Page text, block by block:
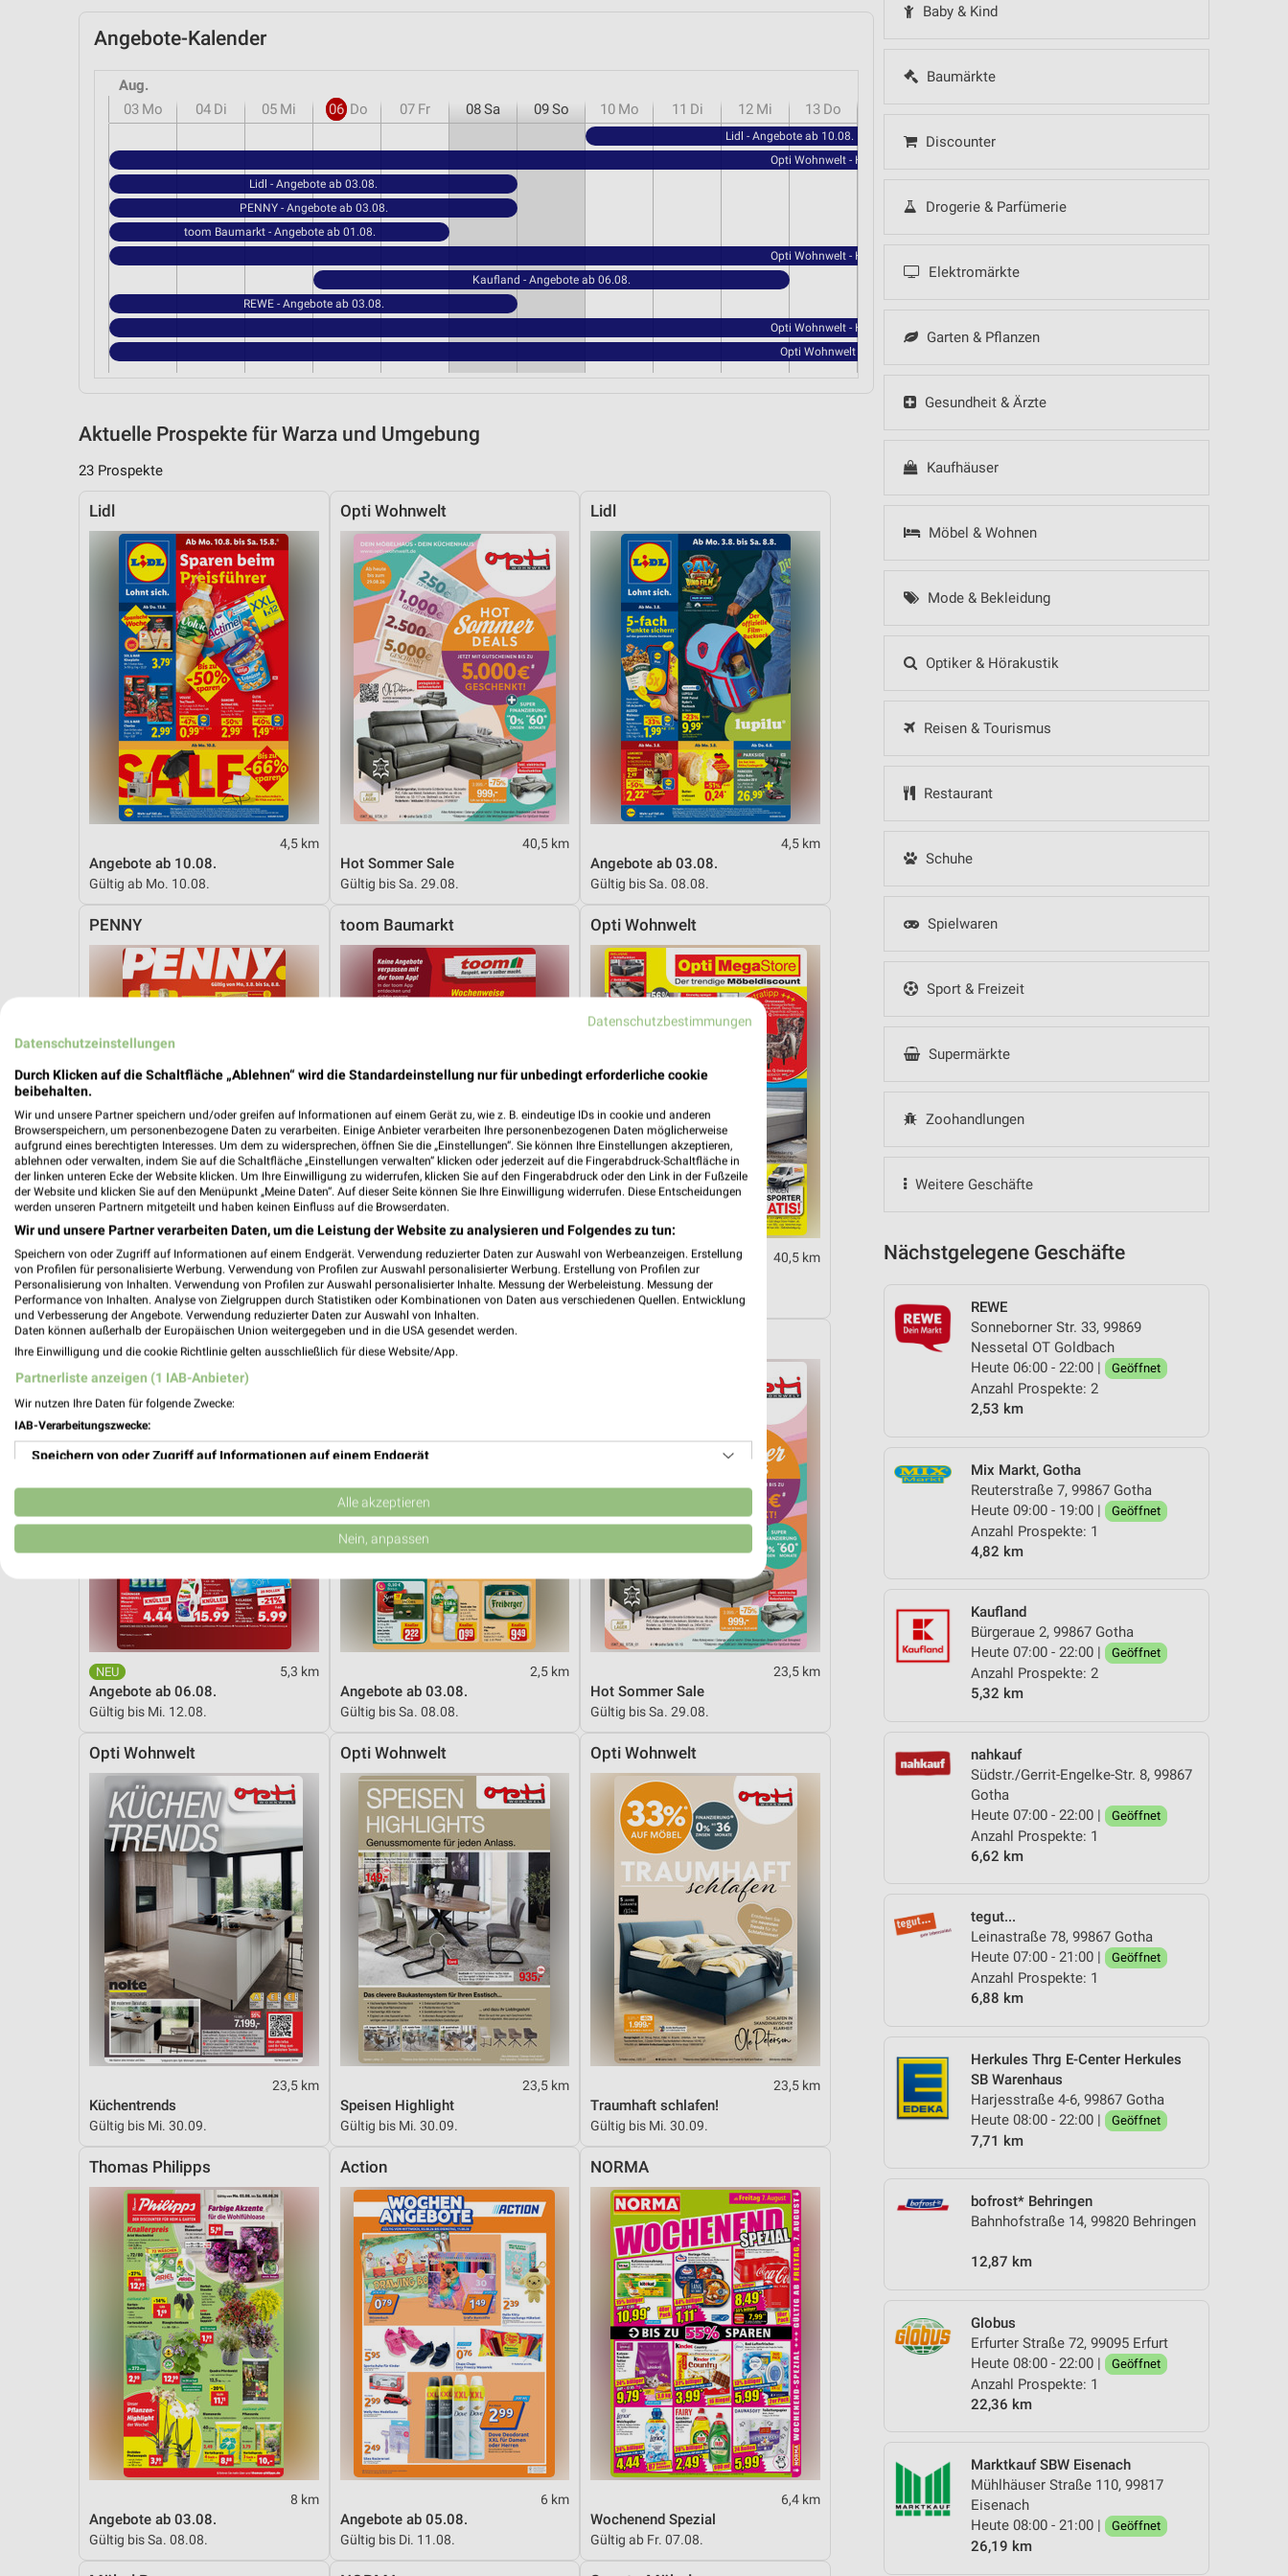
Baby & Kind
Baumärkte
Discounter
Drogerie & Parfümerie
Elektromärkte
Garten & Pflanzen
Gesundheit & Ärzte
Kaufhäuser
Möbel & Wohnen
Mode & Bekleidung
Optiker & Hörakustik
Reisen & Tourismus
Restaurant
Schuhe
Spielwaren
Sport & Freizeit
Supermärkte
Zoohandlungen
Weitere Geschäfte
Nächstgelegene Geschäfte
REWE
Sonneborner Str. 33, 99869
Nessetal OT Goldbach
Heute 06:00 - 22:00 |
Geöffnet
Anzahl Prospekte: 2
2,53 km
Mix Markt, Gotha
Reuterstraße 7, 99867 Gotha
Heute 09:00 - 19:00 |
Geöffnet
Anzahl Prospekte: 1
4,82 km
Kaufland
Bürgeraue 2, 99867 Gotha
Heute 07:00 - 22:00 |
Geöffnet
Anzahl Prospekte: 2
5,32 km
nahkauf
Südstr./Gerrit-Engelke-Str. 8, 99867
Gotha
Heute 07:00 - 22:00 |
Geöffnet
Anzahl Prospekte: 1
6,62 km
tegut...
Leinastraße 78, 99867 Gotha
Heute 07:00 - 21:00 |
Geöffnet
Anzahl Prospekte: 1
6,88 km
Herkules Thrg E-Center Herkules
SB Warenhaus
Harjesstraße 4-6, 99867 Gotha
Heute 08:00 - 22:00 |
Geöffnet
7,71 km
bofrost* Behringen
Bahnhofstraße 14, 99820 Behringen
12,87 km
Globus
Erfurter Straße 72, 99095 Erfurt
Heute 08:00 - 22:00 |
Geöffnet
Anzahl Prospekte: 1
22,36 km
Marktkauf SBW Eisenach
Mühlhäuser Straße 110, 99817
Eisenach
Heute 08:00 - 21:00 |
Geöffnet
26,19 km
Angebote-Kalender
Aug.
03 Mo 04 Di 05 Mi 06 Do 07 Fr 08Sa 09So 10 Mo 11 Di 12 Mi 13 Do
Lidl - Angebote ab 10.08.
Opti Wohnwelt - Hot Sommer Sale
Lidl - Angebote ab 03.08.
PENNY - Angebote ab 03.08.
toom Baumarkt - Angebote ab 01.08.
Opti Wohnwelt - Hot Sommer Sale
Kaufland - Angebote ab 06.08.
REWE - Angebote ab 03.08.
Opti Wohnwelt - Hot Sommer Sale
Opti Wohnwelt - Küchentrends
Aktuelle Prospekte für Warza und Umgebung
23 Prospekte
Lidl
4,5 km
Angebote ab 10.08.
Gültig ab Mo. 10.08.
Opti Wohnwelt
40,5 km
Hot Sommer Sale
Gültig bis Sa. 29.08.
Lidl
4,5 km
Angebote ab 03.08.
Gültig bis Sa. 08.08.
PENNY
6,3 km
Angebote ab 03.08.
Gültig bis Sa. 08.08.
toom Baumarkt
5,7 km
Angebote ab 01.08.
Noch morgen gültig
Opti Wohnwelt
40,5 km
Hot Sommer Sale
Gültig bis Sa. 29.08.
Kaufland
5,3 km
Angebote ab 06.08.
Gültig bis Mi. 12.08.
REWE
2,5 km
Angebote ab 03.08.
Gültig bis Sa. 08.08.
23,5 km
Hot Sommer Sale
Gültig bis Sa. 29.08.
Opti Wohnwelt
23,5 km
Küchentrends
Gültig bis Mi. 30.09.
Opti Wohnwelt
23,5 km
Speisen Highlight
Gültig bis Mi. 30.09.
Opti Wohnwelt
23,5 km
Traumhaft schlafen!
Gültig bis Mi. 30.09.
Thomas Philipps
8 km
Angebote ab 03.08.
Gültig bis Sa. 08.08.
Action
6 km
Angebote ab 05.08.
Gültig bis Di. 11.08.
NORMA
6,4 km
Wochenend Spezial
Gültig ab Fr. 07.08.
Datenschutzbestimmungen
Datenschutzeinstellungen
Durch Klicken auf die Schaltfläche „Ablehnen“ wird die Standardeinstellung nur für unbedingt erforderliche cookie
beibehalten.
Wir und unsere Partner speichern und/oder greifen auf Informationen auf einem Gerät zu, wie z. B. eindeutige IDs in cookie und anderen
Browserspeichern, um personenbezogene Daten zu verarbeiten. Einige Anbieter verarbeiten Ihre personenbezogenen Daten möglicherweise
aufgrund eines berechtigten Interesses. Um dem zu widersprechen, öffnen Sie die „Einstellungen“. Sie können Ihre Einstellungen akzeptieren,
ablehnen oder verwalten, indem Sie auf die Schaltfläche „Einstellungen verwalten“ klicken oder jederzeit auf die Fingerabdruck-Schaltfläche in
der linken unteren Ecke der Website klicken. Um Ihre Einwilligung zu widerrufen, klicken Sie auf den Fingerabdruck oder den Link in der Fußzeile
der Website und klicken Sie auf den Menüpunkt „Meine Daten“. Auf dieser Seite können Sie Ihre Einwilligung widerrufen. Diese Entscheidungen
werden unseren Partnern mitgeteilt und haben keinen Einfluss auf die Browserdaten.
Wir und unsere Partner verarbeiten Daten, um die Leistung der Website zu analysieren und Folgendes zu tun:
Speichern von oder Zugriff auf Informationen auf einem Endgerät. Verwendung reduzierter Daten zur Auswahl von Werbeanzeigen. Erstellung
von Profilen für personalisierte Werbung. Verwendung von Profilen zur Auswahl personalisierter Werbung. Erstellung von Profilen zur
Personalisierung von Inhalten. Verwendung von Profilen zur Auswahl personalisierter Inhalte. Messung der Werbeleistung. Messung der
Performance von Inhalten. Analyse von Zielgruppen durch Statistiken oder Kombinationen von Daten aus verschiedenen Quellen. Entwicklung
und Verbesserung der Angebote. Verwendung reduzierter Daten zur Auswahl von Inhalten.
Daten können außerhalb der Europäischen Union weitergegeben und in die USA gesendet werden.
Ihre Einwilligung und die cookie Richtlinie gelten ausschließlich für diese Website/App.
Partnerliste anzeigen (1 IAB-Anbieter)
Wir nutzen Ihre Daten für folgende Zwecke:
IAB-Verarbeitungszwecke:
Speichern von oder Zugriff auf Informationen auf einem Endgerät
Verwendung reduzierter Daten zur Auswahl von Werbeanzeigen
Erstellung von Profilen für personalisierte Werbung
Erstellung von Profilen zur Personalisierung von Inhalten
Verwendung von Profilen zur Auswahl personalisierter Inhalte
Messung der Werbeleistung
Analyse von Zielgruppen durch Statistiken oder Kombinationen von Daten aus verschiedenen
Entwicklung und Verbesserung der Angebote
Verwendung reduzierter Daten zur Auswahl von Inhalten
Verwendung genauer Standortdaten
Geräte anhand von aktiv angeforderten Informationen identifizieren
Nicht-IAB-Verarbeitungszwecke:
Performance
Funktional
Alle akzeptieren
Nein, anpassen